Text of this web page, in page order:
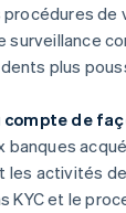
de
surveillance
plus
de
banques
les activités
KYC et le